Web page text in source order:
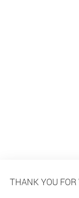
THANK YOU FOR